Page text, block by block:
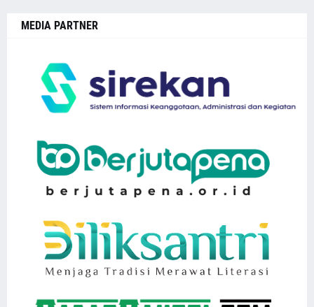
MEDIA PARTNER